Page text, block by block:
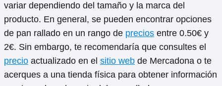
variar dependiendo del tamaño y la marca del
producto. En general, se pueden encontrar opciones
de pan rallado en un rango de precios entre 0.50€ y
2€. Sin embargo, te recomendaría que consultes el
precio actualizado en el sitio web de Mercadona o te
acerques a una tienda física para obtener información